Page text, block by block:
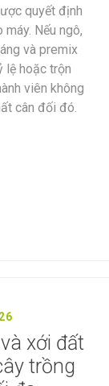
quyết định
Nếu ngô,
và premix
lệ hoặc trộn
viên không
cân đối đó.
xới đất
trồng